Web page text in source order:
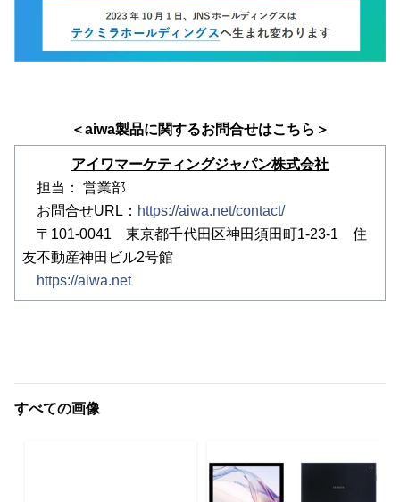
＜aiwa製品に関するお問合せはこちら＞
アイワマーケティングジャパン株式会社
担当： 営業部
お問合せURL： https://aiwa.net/contact/
〒101-0041 東京都千代田区神田須田町1-23-1 住
友不動産神田ビル2号館
https://aiwa.net
すべての画像